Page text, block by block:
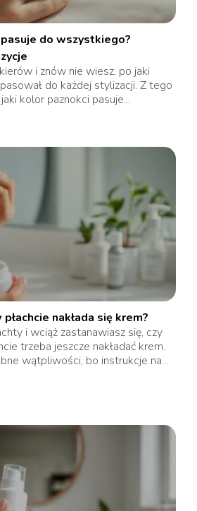
do wszystkiego?
i znów nie wiesz, po jaki
do każdej stylizacji. Z tego
kolor paznokci pasuje...
nakłada się krem?
i wciąż zastanawiasz się, czy
trzeba jeszcze nakładać krem.
wątpliwości, bo instrukcje na...